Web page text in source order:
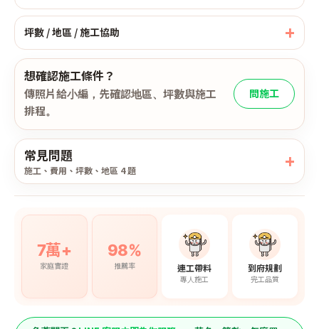
坪數 / 地區 / 施工協助
想確認施工條件？
傳照片給小編，先確認地區、坪數與施工
排程。
問施工
常見問題
施工、費用、坪數、地區 4 題
7萬+
家庭實證
98%
推薦率 連工帶料
專人施工
到府規劃
完工品質